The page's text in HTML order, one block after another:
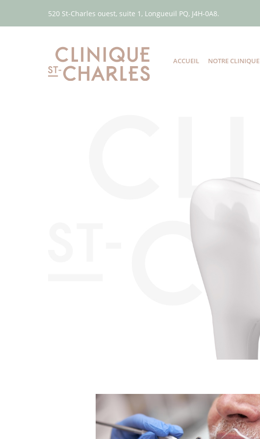
520 St-Charles ouest, suite 1, Longueuil PQ, J4H-0A8.
ACCUEIL NOTRE CLINIQUE